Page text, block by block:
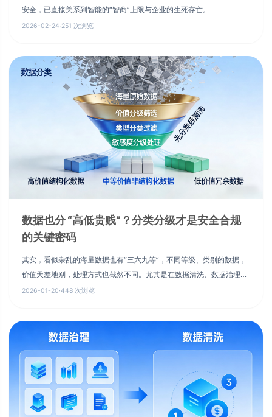
安全，已直接关系到智能的“智商”上限与企业的生死存亡。
2026-02-24·251 次浏览
数据也分 “高低贵贱”？分类分级才是安全合规
的关键密码
其实，看似杂乱的海量数据也有“三六九等”，不同等级、类别的数据，
价值天差地别，处理方式也截然不同。尤其是在数据清洗、数据治理的
工作中，精准给数据“分门别类”，是解锁数据价值的第一步。
2026-01-20·448 次浏览